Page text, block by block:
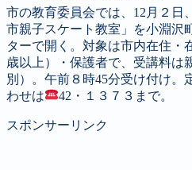
MENU
韮崎エリア
ズームアイ
八ヶ岳自然散策
投稿コーナー
市の教育委員会では、12月２日
市親子スケート教室」を小淵沢
ターで開く。対象は市内在住・
歳以上）・保護者で、受講料は
別）。午前８時45分受け付け。
わせは
42・１３７３まで。
スポンサーリンク